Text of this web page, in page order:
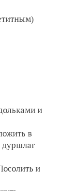
и
в
дуршлаг
и